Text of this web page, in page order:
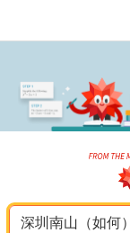
深圳南山（如何）